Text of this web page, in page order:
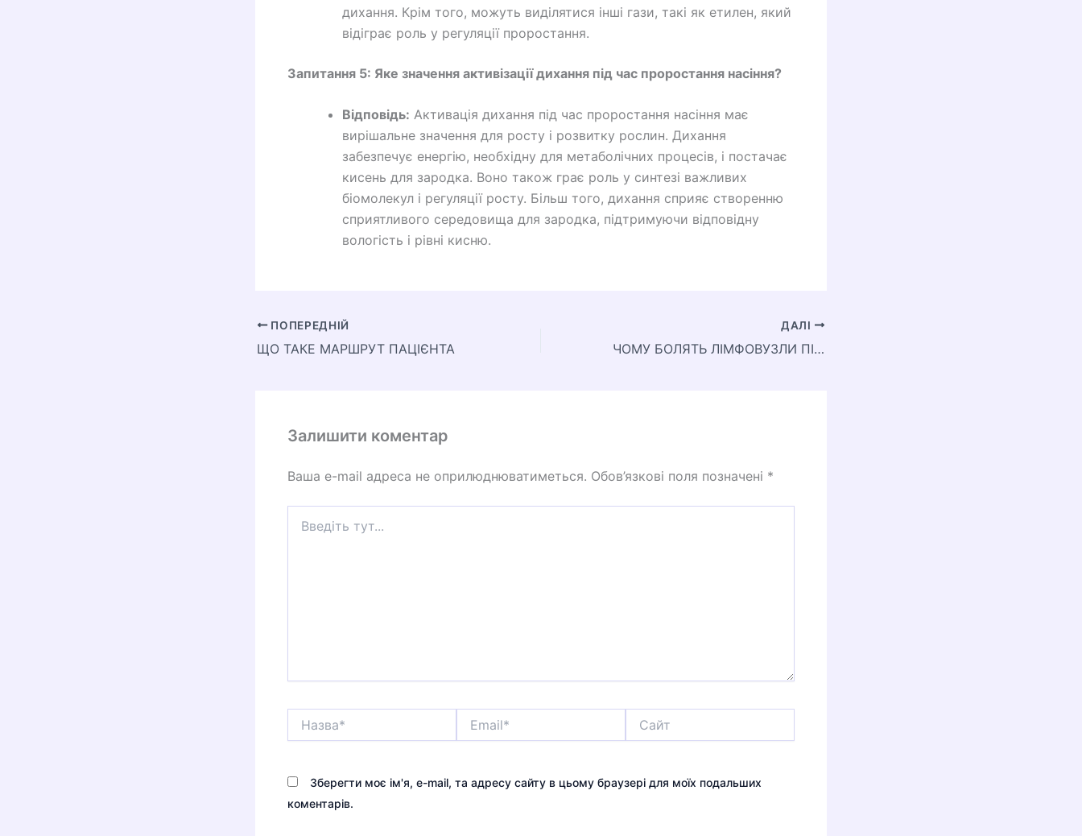
дихання. Крім того, можуть виділятися інші гази, такі як етилен, який
відіграє роль у регуляції проростання.
Запитання 5: Яке значення активізації дихання під час проростання насіння?
Відповідь: Активація дихання під час проростання насіння має
вирішальне значення для росту і розвитку рослин. Дихання
забезпечує енергію, необхідну для метаболічних процесів, і постачає
кисень для зародка. Воно також грає роль у синтезі важливих
біомолекул і регуляції росту. Більш того, дихання сприяє створенню
сприятливого середовища для зародка, підтримуючи відповідну
вологість і рівні кисню.
ПОПЕРЕДНІЙ
ЩО ТАКЕ МАРШРУТ ПАЦІЄНТА
ДАЛІ
ЧОМУ БОЛЯТЬ ЛІМФОВУЗЛИ ПІД ЩЕЛЕПОЮ
Залишити коментар
Ваша e-mail адреса не оприлюднюватиметься. Обов’язкові поля позначені *
тут...
Зберегти моє ім'я, e-mail, та адресу сайту в цьому браузері для моїх подальших
коментарів.